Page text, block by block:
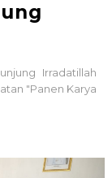
Irradatillah
"Panen Karya